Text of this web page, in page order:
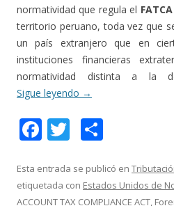
normatividad que regula el FATCA
territorio peruano, toda vez que
un país extranjero que en
instituciones financieras
normatividad distinta a la
Sigue leyendo →
F
e
b
T
itt
er
m
p
Esta entrada se publicó en
etiquetada con Estados Unidos de
ACCOUNT TAX COMPLIANCE ACT,